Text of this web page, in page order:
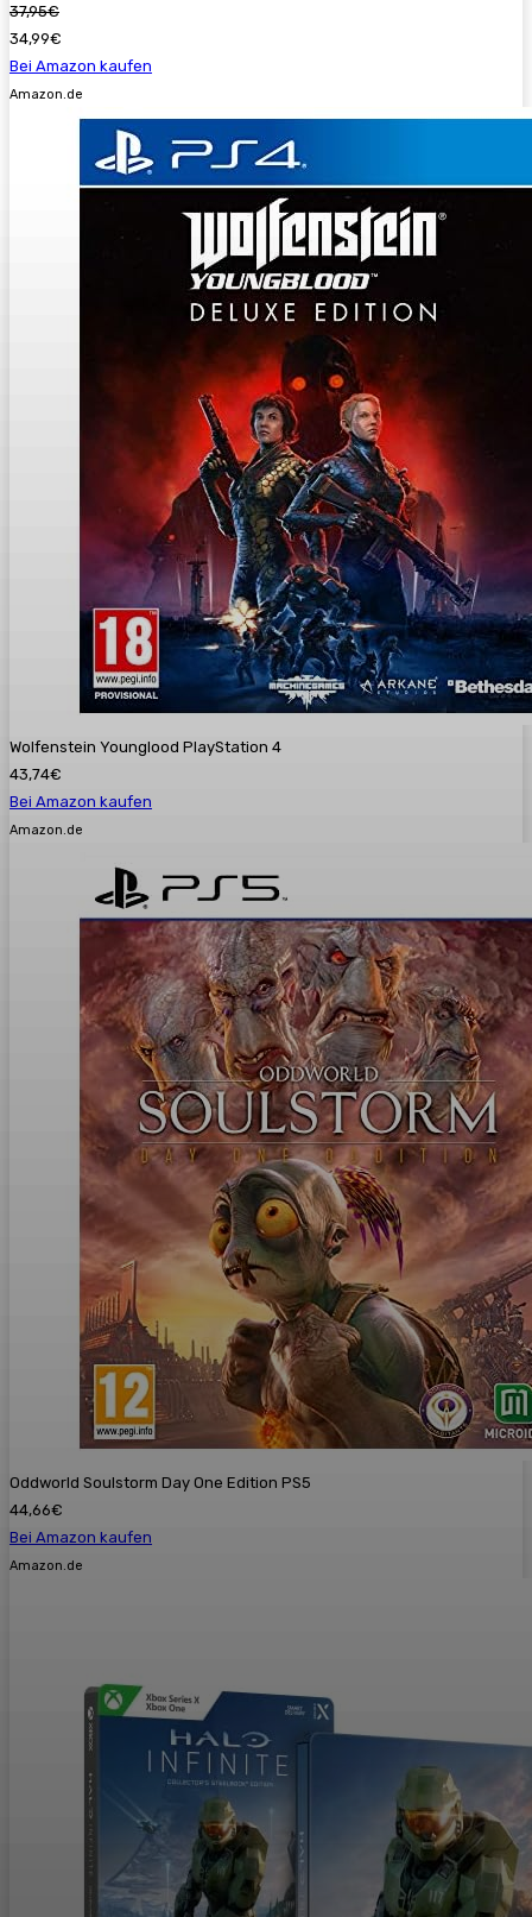
37,95€
34,99€
Bei Amazon kaufen
Amazon.de
Wolfenstein Younglood PlayStation 4
43,74€
Bei Amazon kaufen
Amazon.de
Oddworld Soulstorm Day One Edition PS5
44,66€
Bei Amazon kaufen
Amazon.de